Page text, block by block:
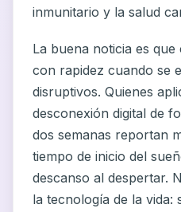
inmunitario y la salud
La buena noticia es
con rapidez cuando se
disruptivos. Quienes
desconexión digital de
dos semanas reportan
tiempo de inicio del
descanso al despertar.
la tecnología de la vida: